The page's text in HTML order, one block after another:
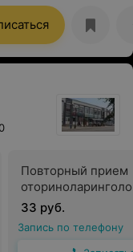
работе не
детской
они ее. Анна
оказанную
Повторный прием
33 руб.
Запись по телефону